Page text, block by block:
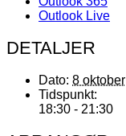
Outlook Live
DETALJER
Dato: 8 oktober
Tidspunkt:
18:30 - 21:30